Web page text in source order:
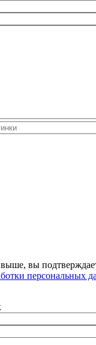
вы
персональных